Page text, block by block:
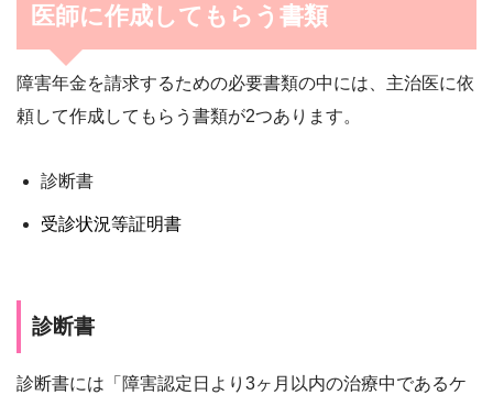
医師に作成してもらう書類
障害年金を請求するための必要書類の中には、主治医に依
頼して作成してもらう書類が2つあります。
診断書
受診状況等証明書
診断書
診断書には「障害認定日より3ヶ月以内の治療中であるケ